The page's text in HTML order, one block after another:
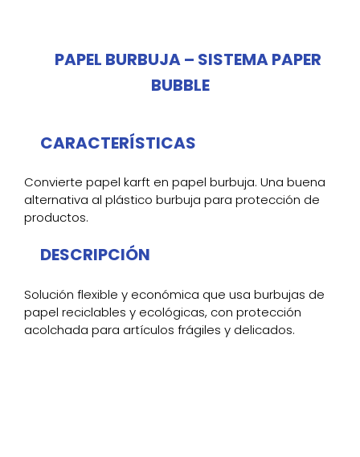
PAPEL BURBUJA – SISTEMA PAPER
BUBBLE
CARACTERÍSTICAS
Convierte papel karft en papel burbuja. Una buena
alternativa al plástico burbuja para protección de
productos.
DESCRIPCIÓN
Solución flexible y económica que usa burbujas de
papel reciclables y ecológicas, con protección
acolchada para artículos frágiles y delicados.